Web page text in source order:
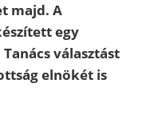
majd. A
egy
választást
elnökét is